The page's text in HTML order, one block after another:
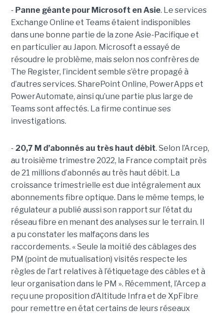
- Panne géante pour Microsoft en Asie. Le services
Exchange Online et Teams étaient indisponibles
dans une bonne partie de la zone Asie-Pacifique et
en particulier au Japon. Microsoft a essayé de
résoudre le problème, mais selon nos confrères de
The Register, l’incident semble s’être propagé à
d’autres services. SharePoint Online, PowerApps et
PowerAutomate, ainsi qu’une partie plus large de
Teams sont affectés. La firme continue ses
investigations.
- 20,7 M d’abonnés au très haut débit. Selon l’Arcep,
au troisième trimestre 2022, la France comptait près
de 21 millions d’abonnés au très haut débit. La
croissance trimestrielle est due intégralement aux
abonnements fibre optique. Dans le même temps, le
régulateur a publié aussi son rapport sur l’état du
réseau fibre en menant des analyses sur le terrain. Il
a pu constater les malfaçons dans les
raccordements. « Seule la moitié des câblages des
PM (point de mutualisation) visités respecte les
règles de l’art relatives à l’étiquetage des câbles et à
leur organisation dans le PM ». Récemment, l’Arcep a
reçu une proposition d’Altitude Infra et de XpFibre
pour remettre en état certains de leurs réseaux